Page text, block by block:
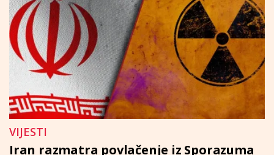
VIJESTI
Iran razmatra povlačenje iz Sporazuma